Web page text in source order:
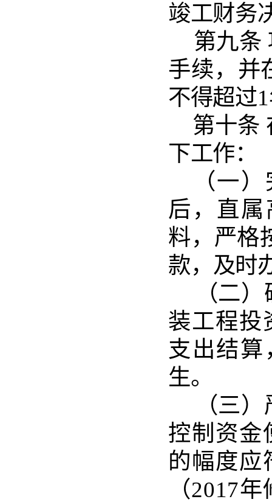
竣工财务
第九条
手续， 并
不得超过1
第十条
下工作：
（一）
后，直属
料，严格
款，及时
（二）
装工程投
支出结算
生。
（三）
控制资金
的幅度应
（2017年